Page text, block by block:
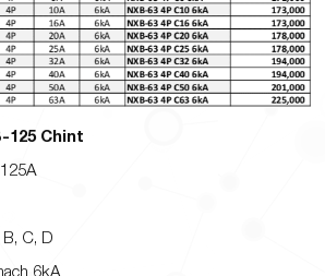
125 Chint
C, D
6kA